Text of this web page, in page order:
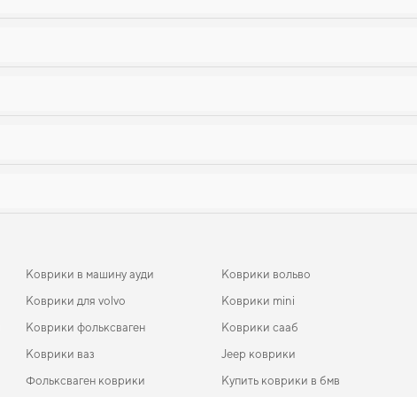
Коврики в машину ауди
Коврики для volvo
Коврики фольксваген
Коврики ваз
Фольксваген коврики
Коврики вольво
Коврики mini
Коврики сааб
Jeep коврики
Купить коврики в бмв